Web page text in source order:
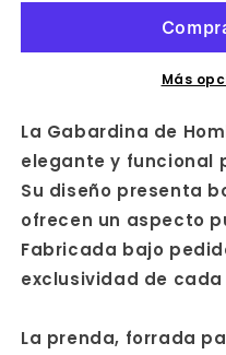
Más
La Gabardina de
elegante y funcional
Su diseño presenta
ofrecen un aspecto
Fabricada bajo
exclusividad de cada
La prenda, forrada